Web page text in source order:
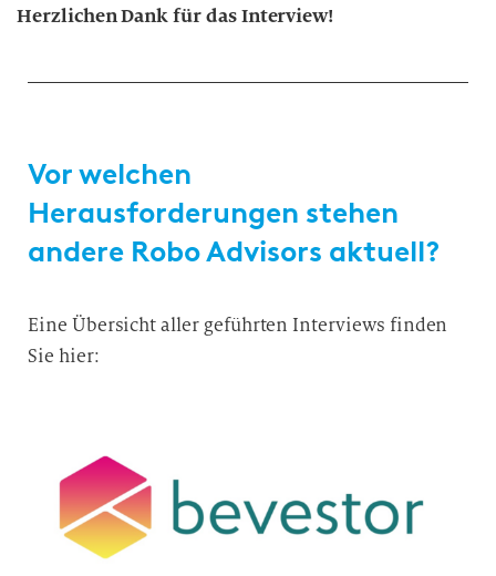
Herzlichen Dank für das Interview!
Vor welchen
Herausforderungen stehen
andere Robo Advisors aktuell?
Eine Übersicht aller geführtenInterviews finden
Sie hier: